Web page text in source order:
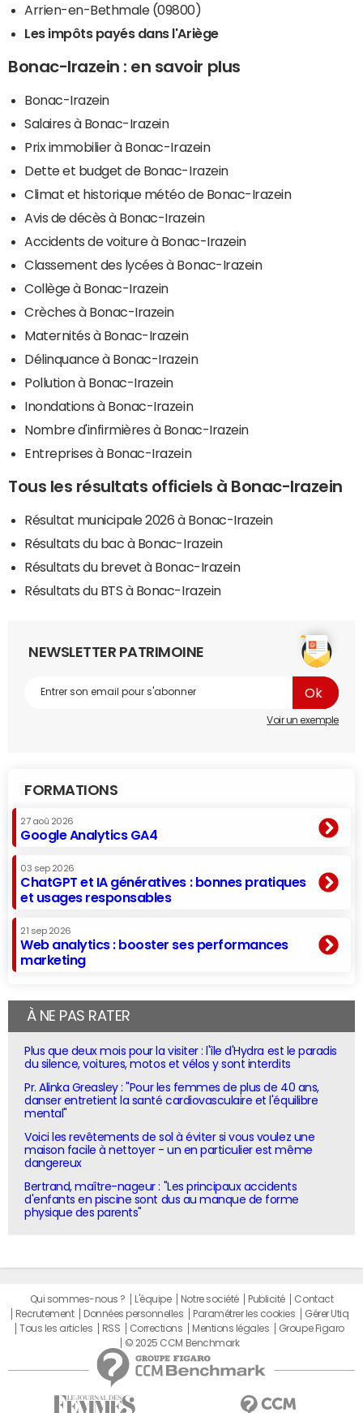
Arrien-en-Bethmale (09800)
Les impôts payés dans l'Ariège
Bonac-Irazein : en savoir plus
Bonac-Irazein
Salaires à Bonac-Irazein
Prix immobilier à Bonac-Irazein
Dette et budget de Bonac-Irazein
Climat et historique météo de Bonac-Irazein
Avis de décès à Bonac-Irazein
Accidents de voiture à Bonac-Irazein
Classement des lycées à Bonac-Irazein
Collège à Bonac-Irazein
Crèches à Bonac-Irazein
Maternités à Bonac-Irazein
Délinquance à Bonac-Irazein
Pollution à Bonac-Irazein
Inondations à Bonac-Irazein
Nombre d'infirmières à Bonac-Irazein
Entreprises à Bonac-Irazein
Tous les résultats officiels à Bonac-Irazein
Résultat municipale 2026 à Bonac-Irazein
Résultats du bac à Bonac-Irazein
Résultats du brevet à Bonac-Irazein
Résultats du BTS à Bonac-Irazein
NEWSLETTER PATRIMOINE
Voir un exemple
FORMATIONS
27 aoû 2026
Google Analytics GA4
03 sep 2026
ChatGPT et IA génératives : bonnes pratiques
et usages responsables
21 sep 2026
Web analytics : booster ses performances
marketing
À NE PAS RATER
Plus que deux mois pour la visiter : l'île d'Hydra est le paradis
du silence, voitures, motos et vélos y sont interdits
Pr. Alinka Greasley : "Pour les femmes de plus de 40 ans,
danser entretient la santé cardiovasculaire et l'équilibre
mental"
Voici les revêtements de sol à éviter si vous voulez une
maison facile à nettoyer - un en particulier est même
dangereux
Bertrand, maître-nageur : "Les principaux accidents
d'enfants en piscine sont dus au manque de forme
physique des parents"
Qui sommes-nous ? L'équipe Notre société Publicité
Contact
Recrutement
Données personnelles Paramétrer les cookies
Gérer Utiq
Tous les articles
RSS Corrections Mentions légales
Groupe Figaro
© 2025 CCM Benchmark